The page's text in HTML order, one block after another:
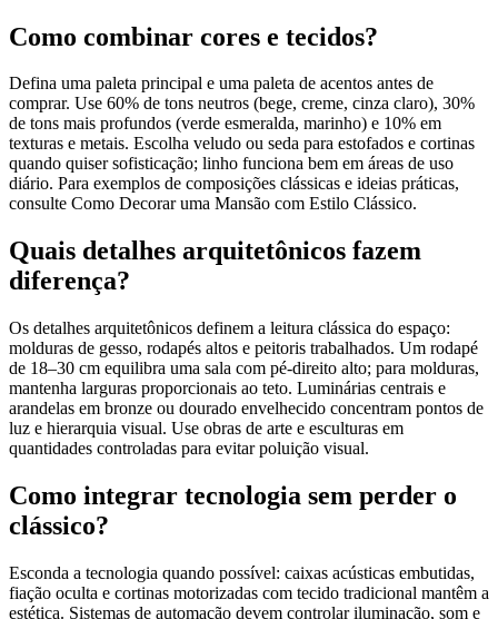
Como combinar cores e tecidos?
Defina uma paleta principal e uma paleta de acentos antes de
comprar. Use 60% de tons neutros (bege, creme, cinza claro), 30%
de tons mais profundos (verde esmeralda, marinho) e 10% em
texturas e metais. Escolha veludo ou seda para estofados e cortinas
quando quiser sofisticação; linho funciona bem em áreas de uso
diário. Para exemplos de composições clássicas e ideias práticas,
consulte Como Decorar uma Mansão com Estilo Clássico.
Quais detalhes arquitetônicos fazem
diferença?
Os detalhes arquitetônicos definem a leitura clássica do espaço:
molduras de gesso, rodapés altos e peitoris trabalhados. Um rodapé
de 18–30 cm equilibra uma sala com pé-direito alto; para molduras,
mantenha larguras proporcionais ao teto. Luminárias centrais e
arandelas em bronze ou dourado envelhecido concentram pontos de
luz e hierarquia visual. Use obras de arte e esculturas em
quantidades controladas para evitar poluição visual.
Como integrar tecnologia sem perder o
clássico?
Esconda a tecnologia quando possível: caixas acústicas embutidas,
fiação oculta e cortinas motorizadas com tecido tradicional mantêm a
estética. Sistemas de automação devem controlar iluminação, som e